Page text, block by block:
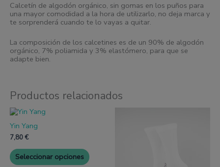
Calcetín de algodón orgánico, sin gomas en los puños para
una mayor comodidad a la hora de utilizarlo, no deja marca y
te sorprenderá cuando te lo vayas a quitar.
La composición de los calcetines es de un 90% de algodón
orgánico, 7% poliamida y 3% elastómero, para que se
adapte bien.
Productos relacionados
Yin Yang
7,80€
Seleccionar opciones Las
opciones